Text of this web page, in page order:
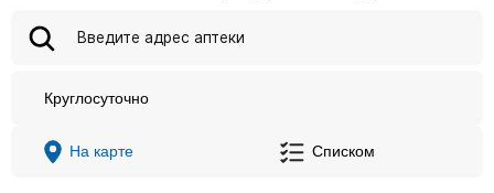
Круглосуточно
На карте Списком